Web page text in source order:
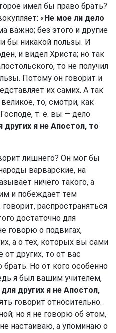
имел бы право брать?
«Не мое ли дело
важно; без этого и другие
бы никакой пользы. И
и видел Христа; но так
то не получил
Потому он говорит и
их самих. А так
то, смотри, как
т. е. вы — дело
других я не Апостол, то
лишнего? Он мог бы
варварские, на
ничего такого, а
и побеждает тем
распространяться
достаточно для
говорю о подвигах,
а о тех, которых вы сами
от других, то от вас
Но от кого особенно
я был вашим учителем,
для других я не Апостол,
говорит относительно.
но я не говорю об этом,
настаиваю, а упоминаю о